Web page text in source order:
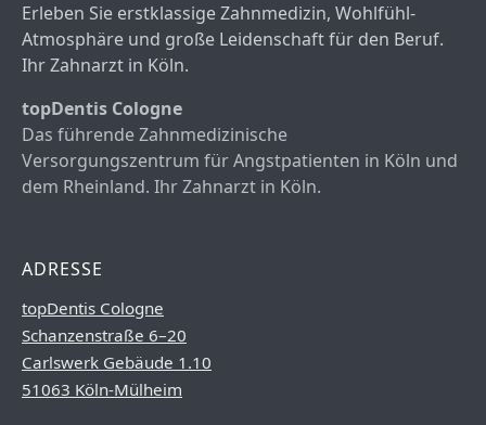
Erleben Sie erstklassige Zahnmedizin, Wohlfühl-
Atmosphäre und große Leidenschaft für den Beruf.
Ihr Zahnarzt in Köln.
topDentis Cologne
Das führende Zahnmedizinische
Versorgungszentrum für Angstpatienten in Köln und
dem Rheinland. Ihr Zahnarzt in Köln.
ADRESSE
topDentis Cologne
Schanzenstraße 6–20
Carlswerk Gebäude 1.10
51063 Köln-Mülheim